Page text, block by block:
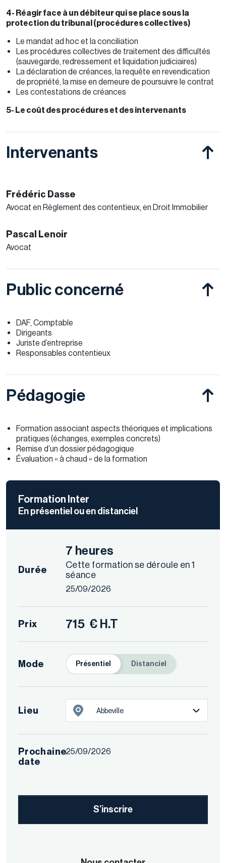
4- Réagir face à un débiteur qui se place sous la
protection du tribunal (procédures collectives)
Le mandat ad hoc et la conciliation
Les procédures collectives de traitement des difficultés
(sauvegarde, redressement et liquidation judiciaires)
La déclaration de créances, la requête en revendication
de propriété, la mise en demeure de poursuivre le contrat
Les contestations de créances
5- Le coût des procédures et des intervenants
Intervenants
Frédéric Dasse
Avocat en Règlement des contentieux, en Droit Immobilier
Pascal Lenoir
Avocat
Public concerné
DAF, Comptable
Dirigeants
Juriste d’entreprise
Responsables contentieux
Pédagogie
Formation associant aspects théoriques et implications
pratiques (échanges, exemples concrets)
Remise d’un dossier pédagogique
Évaluation « à chaud » de la formation
Formation Inter
En présentiel ou en distanciel
Durée
7 heures
Cette formation se déroule en 1
séance
25/09/2026
Prix 715 € H.T
Mode Présentiel Distanciel
Lieu Abbeville
Prochaine
date
25/09/2026
S’inscrire